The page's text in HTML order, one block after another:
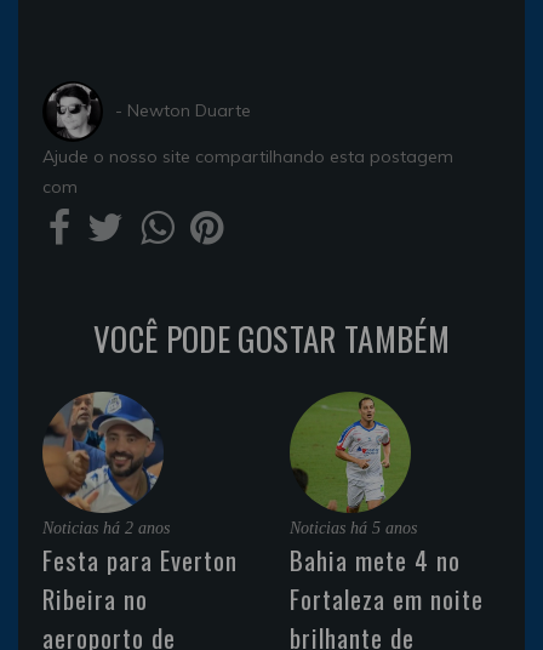
- Newton Duarte
Ajude o nosso site compartilhando esta postagem
com
VOCÊ PODE GOSTAR TAMBÉM
Noticias há 2 anos
Festa para Everton
Ribeira no
aeroporto de
Noticias há 5 anos
Bahia mete 4 no
Fortaleza em noite
brilhante de